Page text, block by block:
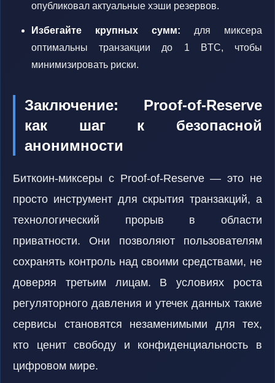
опубликовал актуальные хэши резервов.
Избегайте крупных сумм: для миксера
оптимальны транзакции до 1 BTC, чтобы
минимизировать риски.
Заключение: Proof-of-Reserve
как шаг к безопасной
анонимности
Биткоин-миксеры с Proof-of-Reserve — это не
просто инструмент для скрытия транзакций, а
технологический прорыв в области
приватности. Они позволяют пользователям
сохранять контроль над своими средствами, не
доверяя третьим лицам. В условиях роста
регуляторного давления и утечек данных такие
сервисы становятся незаменимыми для тех,
кто ценит свободу и конфиденциальность в
цифровом мире.